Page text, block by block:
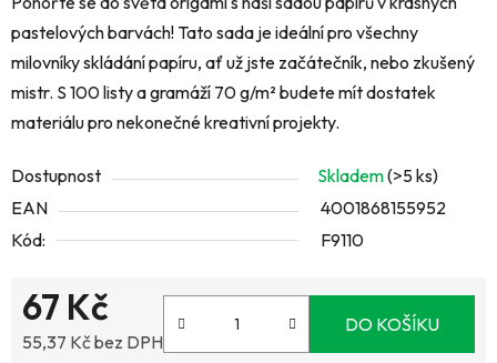
pastelových barvách! Tato sada je ideální pro všechny
milovníky skládání papíru, ať už jste začátečník, nebo zkušený
mistr. S 100 listy a gramáží 70 g/m² budete mít dostatek
materiálu pro nekonečné kreativní projekty.
Dostupnost Skladem(>5 ks)
EAN
4001868155952
Kód:
F9110
67 Kč
55,37 Kč bez DPH
DO KOŠÍKU